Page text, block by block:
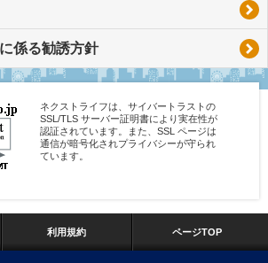
係る勧誘方針
ネクストライフは、サイバートラストの
SSL/TLS サーバー証明書により実在性が
認証されています。また、SSL ページは
通信が暗号化されプライバシーが守られ
ています。
利用規約 ページTOP